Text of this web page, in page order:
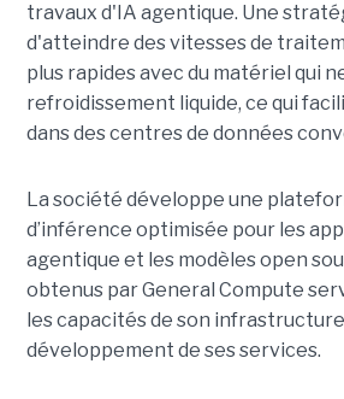
travaux d'IA agentique. Une
d'atteindre des vitesses de
plus rapides avec du matériel qui
refroidissement liquide, ce qui
dans des centres de données
La société développe une
d’inférence optimisée pour les
agentique et les modèles open
obtenus par General Compute
les capacités de son
développement de ses services.